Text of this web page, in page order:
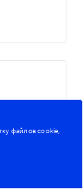
файлов cookie,